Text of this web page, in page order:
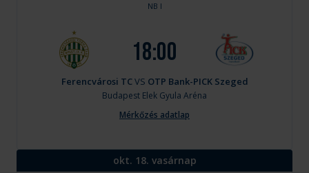
NB I
18:00
Ferencvárosi TCVS OTP Bank-PICK Szeged
Budapest Elek Gyula Aréna
Mérkőzés adatlap
okt. 18. vasárnap